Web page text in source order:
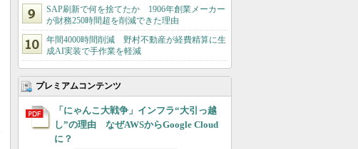
SAP刷新で何を捨てたか 1906年創業メーカー
が財務250時間超を削減できた理由
年間4000時間削減 野村不動産が経費精算に生
成AI実装で手作業を軽減
プレミアムコンテンツ
「にゃんこ大戦争」インフラ“大引っ越
し”の理由 なぜAWSからGoogle Cloud
に？